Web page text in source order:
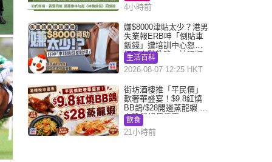
4小時前
嫌$8000津貼太少？港男
失業報ERB呻「倒貼車
飯錢」遭培訓中心怒轟
網民幽默教路：揀呢類
課程唔會蝕...
生活百科
2026-08-07 12:25 HKT
街坊酒樓推「平民價」
歎奢華盛宴！$9.8紅燒
BB鴿/$28開邊蒸龍蝦 3
大晚餐超值優惠
飲食
21小時前